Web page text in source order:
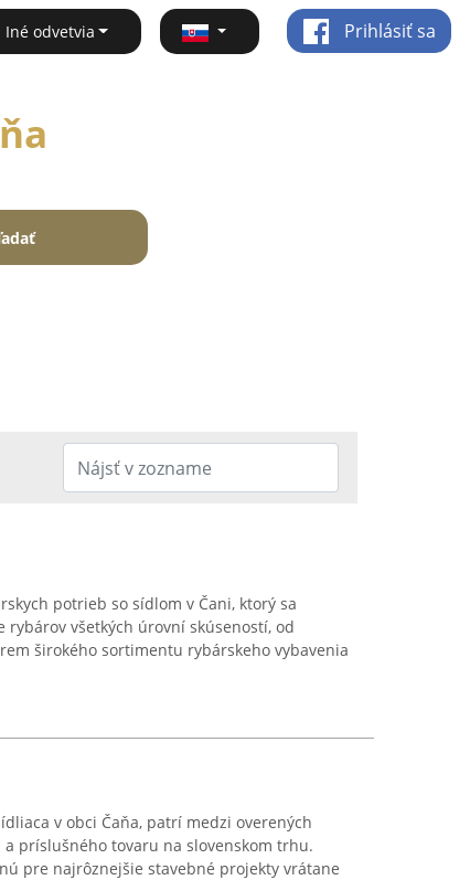
Iné odvetvia Prihlásiť sa
potrieb so sídlom v Čani, ktorý sa
všetkých úrovní skúseností, od
širokého sortimentu rybárskeho vybavenia
v obci Čaňa, patrí medzi overených
príslušného tovaru na slovenskom trhu.
pre najrôznejšie stavebné projekty vrátane